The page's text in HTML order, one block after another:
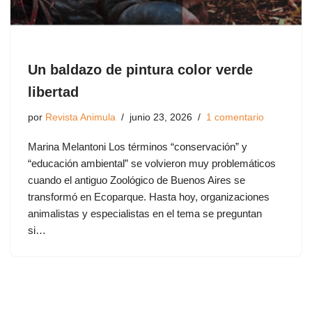
Un baldazo de pintura color verde
libertad
por Revista Animula junio 23, 2026 1 comentario
Marina Melantoni Los términos “conservación” y
“educación ambiental” se volvieron muy problemáticos
cuando el antiguo Zoológico de Buenos Aires se
transformó en Ecoparque. Hasta hoy, organizaciones
animalistas y especialistas en el tema se preguntan
si…